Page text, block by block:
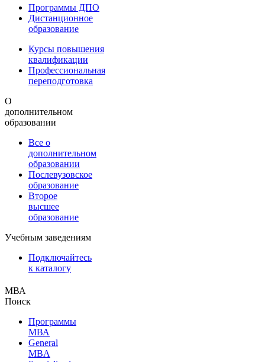
Программы ДПО
Дистанционное
образование
Курсы повышения
квалификации
Профессиональная
переподготовка
О
дополнительном
образовании
Все о
дополнительном
образовании
Послевузовское
образование
Второе
высшее
образование
Учебным заведениям
Подключайтесь
к каталогу
МВА
Поиск
Программы
МВА
General
MBA